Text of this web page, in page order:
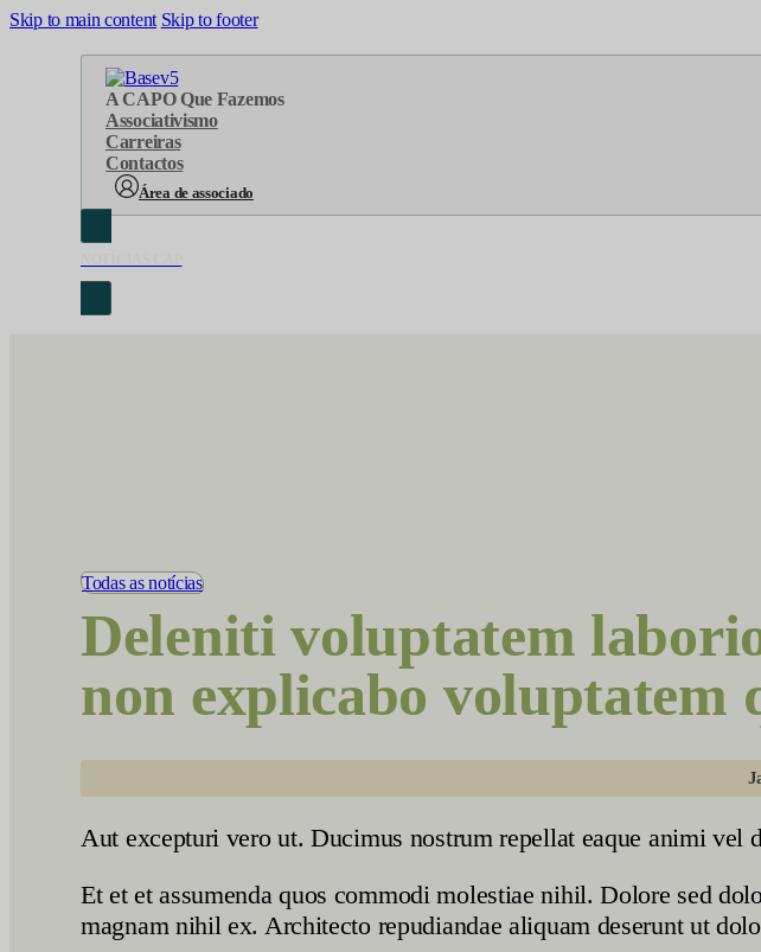
Skip to main content Skip to footer
A CAPO Que Fazemos
Associativismo
Carreiras
Contactos
Área de associado
Todas as notícias
Deleniti voluptatem
non explicabo voluptatem
Aut excepturi vero ut. Ducimus nostrum repellat eaque animi vel
Et et et assumenda quos commodi molestiae nihil. Dolore sed
magnam nihil ex. Architecto repudiandae aliquam deserunt ut